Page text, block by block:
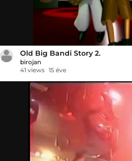
Old Big Bandi Story 2.
birojan
41 views 15 éve